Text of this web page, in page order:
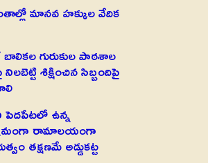
మానవ హక్కుల వేదిక
గురుకుల పాఠశాల
శిక్షించిన సిబ్బందిపై
పెదపేటలో ఉన్న
రామాలయంగా
తక్షణమే అడ్డుకట్ట